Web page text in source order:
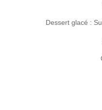
Dessert glacé :